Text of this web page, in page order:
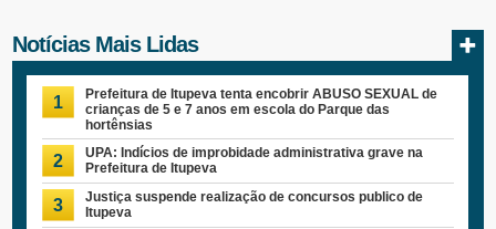
Notícias Mais Lidas
1
Prefeitura de Itupeva tenta encobrir ABUSO SEXUAL de
crianças de 5 e 7 anos em escola do Parque das
hortênsias
2
UPA: Indícios de improbidade administrativa grave na
Prefeitura de Itupeva
3
Justiça suspende realização de concursos publico de
Itupeva